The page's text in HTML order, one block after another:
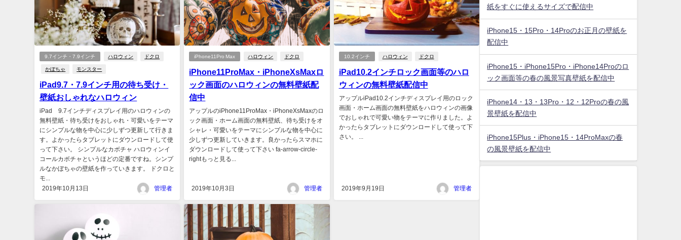
9.7インチ・7.9インチ ハロウィン ドクロ
かぼちゃ モンスター
iPad9.7・7.9インチ用の待ち受け・
壁紙おしゃれなハロウィン
iPad 9.7インチディスプレイ用のハロウィンの
無料壁紙・待ち受けをおしゃれ・可愛いをテーマ
にシンプルな物を中心に少しずつ更新して行きま
す。よかったらタブレットにダウンロードして使
って下さい。 シンプルなカボチャ ハロウィンイ
コールカボチャというほどの定番ですね。シンプ
ルなかぼちゃの壁紙を作っていきます。 ドクロと
モ...
2019年10月13日
管理者
iPhone11Pro Max ハロウィン ドクロ
iPhone11ProMax・iPhoneXsMaxロ
ック画面のハロウィンの無料壁紙配
信中
アップルのiPhone11ProMax・iPhoneXsMaxのロ
ック画面・ホーム画面の無料壁紙、待ち受けをオ
シャレ・可愛いをテーマにシンプルな物を中心に
少しずつ更新していきます。良かったらスマホに
ダウンロードして使って下さい fa-arrow-circle-
rightもっと見る...
2019年10月3日 管理者
10.2インチ ハロウィン ドクロ
iPad10.2インチロック画面等のハロ
ウィンの無料壁紙配信中
アップルiPad10.2インチディスプレイ用のロック
画面・ホーム画面の無料壁紙をハロウィンの画像
でおしゃれで可愛い物をテーマに作りました。よ
かったらタブレットにダウンロードして使って下
さい。 ...
2019年9月19日 管理者
紙をすぐに使えるサイズで配信中
iPhone15・15Pro・14Proのお正月の壁紙を
配信中
iPhone15・iPhone15Pro・iPhone14Proのロ
ック画面等の春の風景写真壁紙を配信中
iPhone14・13・13Pro・12・12Proの春の風
景壁紙を配信中
iPhone15Plus・iPhone15・14ProMaxの春
の風景壁紙を配信中